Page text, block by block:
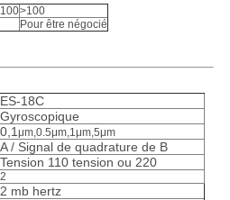
>100
Pour être négocié
ES-18C
Gyroscopique
0,1μm,0.5μm,1μm,5μm
A / Signal de quadrature de B
Tension 110 tension ou 220
2
2 mb hertz